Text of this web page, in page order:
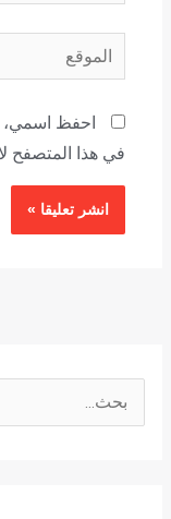
الموقع
احفظ اسمي،
في هذا المتصفح